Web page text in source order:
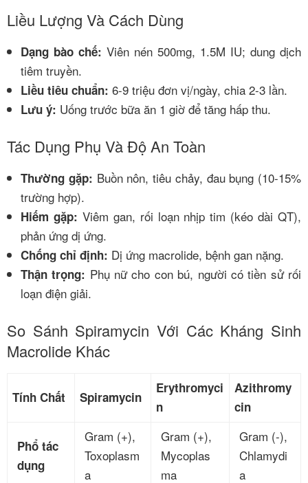
Liều Lượng Và Cách Dùng
Dạng bào chế: Viên nén 500mg, 1.5M IU; dung dịch
tiêm truyền.
Liều tiêu chuẩn: 6-9 triệu đơn vị/ngày, chia 2-3 lần.
Lưu ý: Uống trước bữa ăn 1 giờ để tăng hấp thu.
Tác Dụng Phụ Và Độ An Toàn
Thường gặp: Buồn nôn, tiêu chảy, đau bụng (10-15%
trường hợp).
Hiếm gặp: Viêm gan, rối loạn nhịp tim (kéo dài QT),
phản ứng dị ứng.
Chống chỉ định: Dị ứng macrolide, bệnh gan nặng.
Thận trọng: Phụ nữ cho con bú, người có tiền sử rối
loạn điện giải.
So Sánh Spiramycin Với Các Kháng Sinh
Macrolide Khác
Tính Chất Spiramycin
Erythromyci
n
Azithromy
cin
Phổ tác
dụng
Gram (+),
Toxoplasm
a
Gram (+),
Mycoplas
ma
Gram (-),
Chlamydi
a